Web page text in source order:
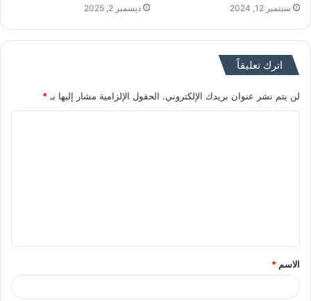
سبتمبر 12, 2024 ديسمبر 2, 2025
اترك تعليقاً
لن يتم نشر عنوان بريدك الإلكتروني. الحقول الإلزامية مشار إليها بـ *
ق
*
الاسم *